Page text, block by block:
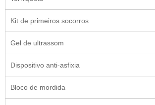
Kit de primeiros socorros
Gel de ultrassom
Dispositivo anti-asfixia
Bloco de mordida